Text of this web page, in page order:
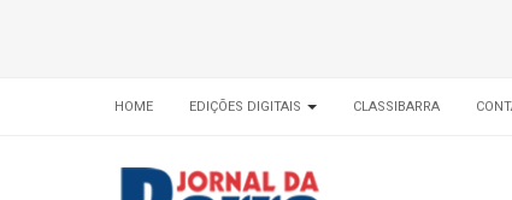
HOME EDIÇÕES DIGITAIS CLASSIBARRA